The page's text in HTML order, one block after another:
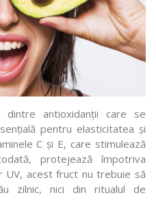
dintre antioxidanții care se
pentru elasticitatea și
C și E, care stimulează
protejează împotriva
acest fruct nu trebuie să
zilnic, nici din ritualul de